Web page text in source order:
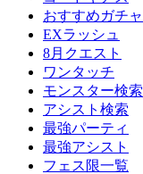
おすすめガチャ
EXラッシュ
8月クエスト
ワンタッチ
モンスター検索
アシスト検索
最強パーティ
最強アシスト
フェス限一覧